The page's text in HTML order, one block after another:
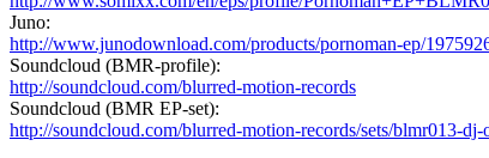
Juno:
http://www.junodownload.com/products/pornoman-ep/
Soundcloud (BMR-profile):
http://soundcloud.com/blurred-motion-records
Soundcloud (BMR EP-set):
http://soundcloud.com/blurred-motion-records/sets/blmr013-